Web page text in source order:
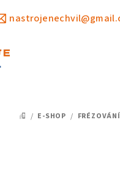
DOMŮ
/ E-SHOP / FRÉZOVÁNÍ